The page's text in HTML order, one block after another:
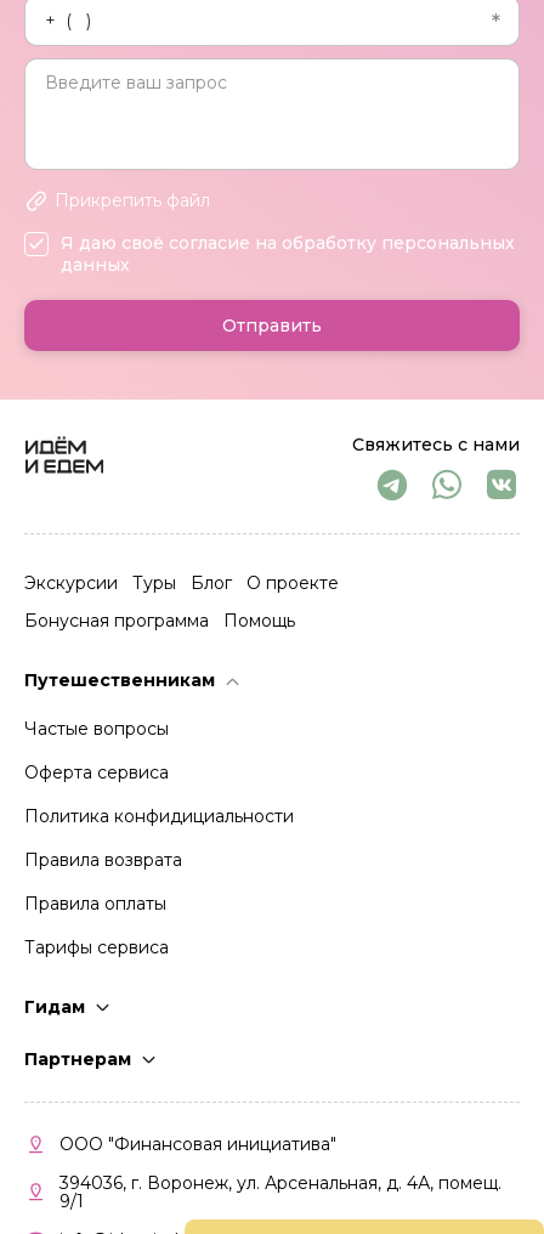
Свяжитесь с нами
Экскурсии Туры Блог
О проекте
Бонусная программа
Помощь
Путешественникам
Частые вопросы
Оферта сервиса
Политика конфидициальности
Правила возврата
Правила оплаты
Тарифы сервиса
Гидам
Партнерам
Кабинет партнера
Правила участия
ООО "Финансовая инициатива"
394036, г. Воронеж, ул. Арсенальная, д. 4А, помещ.
9/1
Прикрепить файл
Я даю своё согласие на обработку персональных
данных
Отправить